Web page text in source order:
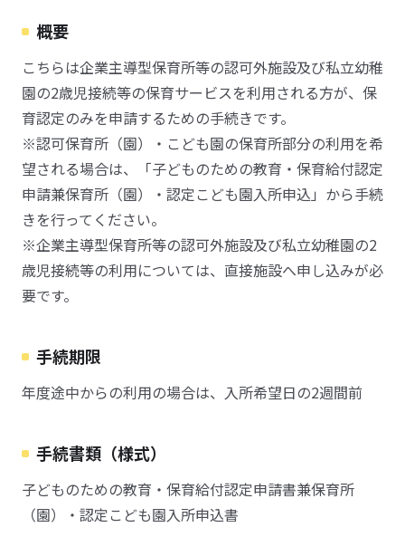
概要
こちらは企業主導型保育所等の認可外施設及び私立幼稚
園の2歳児接続等の保育サービスを利用される方が、保
育認定のみを申請するための手続きです。
※認可保育所（園）・こども園の保育所部分の利用を希
望される場合は、「子どものための教育・保育給付認定
申請兼保育所（園）・認定こども園入所申込」から手続
きを行ってください。
※企業主導型保育所等の認可外施設及び私立幼稚園の2
歳児接続等の利用については、直接施設へ申し込みが必
要です。
手続期限
年度途中からの利用の場合は、入所希望日の2週間前
手続書類（様式）
子どものための教育・保育給付認定申請書兼保育所
（園）・認定こども園入所申込書